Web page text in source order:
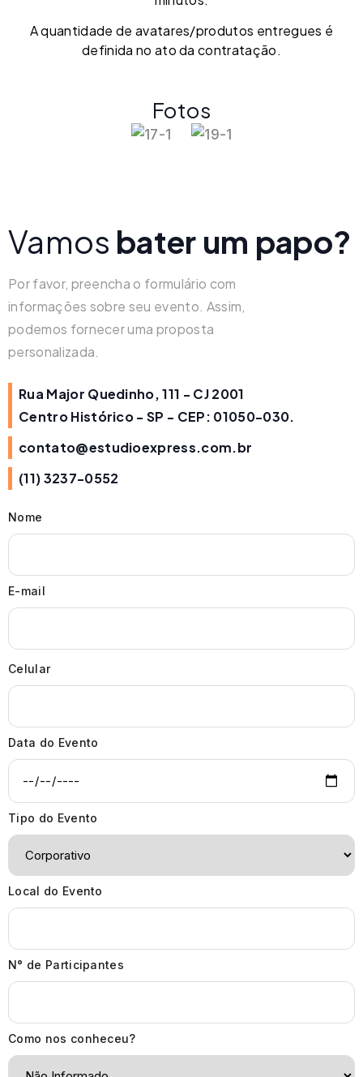
A quantidade de avatares/produtos entregues é
definida no ato da contratação.
Fotos
Vamos bater um papo?
Por favor, preencha o formulário com
informações sobre seu evento. Assim,
podemos fornecer uma proposta
personalizada.
Rua Major Quedinho, 111 - CJ 2001
Centro Histórico - SP - CEP: 01050-030.
contato@estudioexpress.com.br
(11) 3237-0552
Nome
E-mail
Celular
Data do Evento
Tipo do Evento
Local do Evento
N° de Participantes
Como nos conheceu?